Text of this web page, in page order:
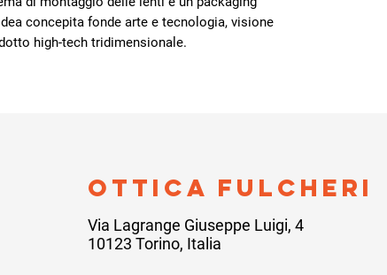
concepita fonde arte e tecnologia, visione
high-tech tridimensionale.
ottica fulcheri
Via Lagrange Giuseppe Luigi, 4
10123 Torino, Italia